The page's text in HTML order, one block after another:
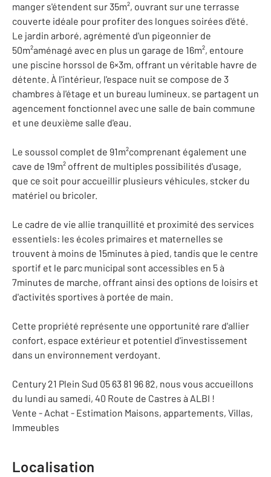
manger s'étendent sur 35m², ouvrant sur une terrasse
couverte idéale pour profiter des longues soirées d'été.
Le jardin arboré, agrémenté d'un pigeonnier de
50m²aménagé avec en plus un garage de 16m², entoure
une piscine horssol de 6×3m, offrant un véritable havre de
détente. À l'intérieur, l'espace nuit se compose de 3
chambres à l'étage et un bureau lumineux. se partagent un
agencement fonctionnel avec une salle de bain commune
et une deuxième salle d'eau.
Le soussol complet de 91m²comprenant également une
cave de 19m² offrent de multiples possibilités d'usage,
que ce soit pour accueillir plusieurs véhicules, stcker du
matériel ou bricoler.
Le cadre de vie allie tranquillité et proximité des services
essentiels: les écoles primaires et maternelles se
trouvent à moins de 15minutes à pied, tandis que le centre
sportif et le parc municipal sont accessibles en 5 à
7minutes de marche, offrant ainsi des options de loisirs et
d'activités sportives à portée de main.
Cette propriété représente une opportunité rare d'allier
confort, espace extérieur et potentiel d'investissement
dans un environnement verdoyant.
Century 21 Plein Sud 05 63 81 96 82, nous vous accueillons
du lundi au samedi, 40 Route de Castres à ALBI !
Vente - Achat - Estimation Maisons, appartements, Villas,
Immeubles
Localisation